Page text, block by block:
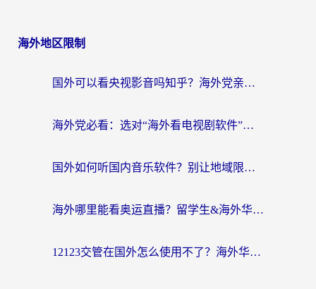
海外地区限制
国外可以看央视影音吗知乎？海外党亲测有效的回国加速方案
海外党必看：选对“海外看电视剧软件”，再也不用愁国内剧刷不了
国外如何听国内音乐软件？别让地域限制，断了你的中文歌单
海外哪里能看奥运直播？留学生&海外华人必看的体育赛事观赛终极指南
12123交管在国外怎么使用不了？海外华人必看的无缝访问国内资源指南